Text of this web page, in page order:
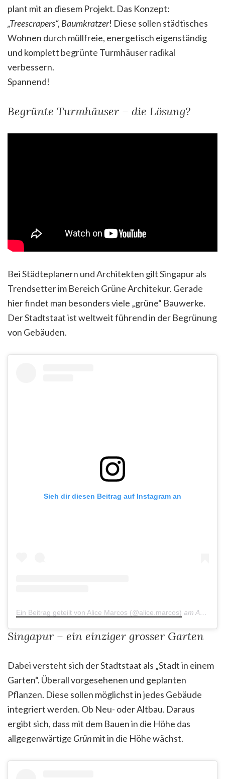
plant mit an diesem Projekt. Das Konzept:
„Treescrapers“, Baumkratzer! Diese sollen städtisches
Wohnen durch müllfreie, energetisch eigenständig
und komplett begrünte Turmhäuser radikal
verbessern.
Spannend!
Begrünte Turmhäuser – die Lösung?
Bei Städteplanern und Architekten gilt Singapur als
Trendsetter im Bereich Grüne Architekur. Gerade
hier findet man besonders viele „grüne“ Bauwerke.
Der Stadtstaat ist weltweit führend in der Begrünung
von Gebäuden.
Sieh dir diesen Beitrag auf Instagram an
Ein Beitrag geteilt von Alice Marcos (@alice.marcos) am Aug 17, 2019 um 6:09 PDT
Singapur – ein einziger grosser Garten
Dabei versteht sich der Stadtstaat als „Stadt in einem
Garten“. Überall vorgesehenen und geplanten
Pflanzen. Diese sollen möglichst in jedes Gebäude
integriert werden. Ob Neu- oder Altbau. Daraus
ergibt sich, dass mit dem Bauen in die Höhe das
allgegenwärtige Grünmit in die Höhe wächst.